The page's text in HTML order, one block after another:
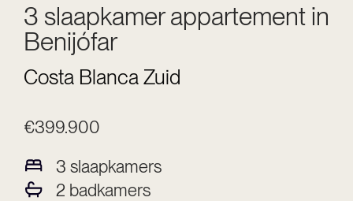
3 slaapkamer appartement in
Benijófar
Costa Blanca Zuid
€399.900
3 slaapkamers
2 badkamers